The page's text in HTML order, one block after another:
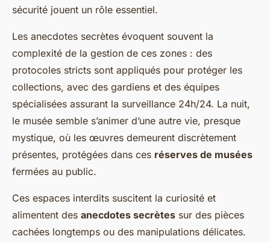
sécurité jouent un rôle essentiel.
Les anecdotes secrètes évoquent souvent la
complexité de la gestion de ces zones : des
protocoles stricts sont appliqués pour protéger les
collections, avec des gardiens et des équipes
spécialisées assurant la surveillance 24h/24. La nuit,
le musée semble s’animer d’une autre vie, presque
mystique, où les œuvres demeurent discrètement
présentes, protégées dans ces réserves de musées
fermées au public.
Ces espaces interdits suscitent la curiosité et
alimentent des anecdotes secrètes sur des pièces
cachées longtemps ou des manipulations délicates.